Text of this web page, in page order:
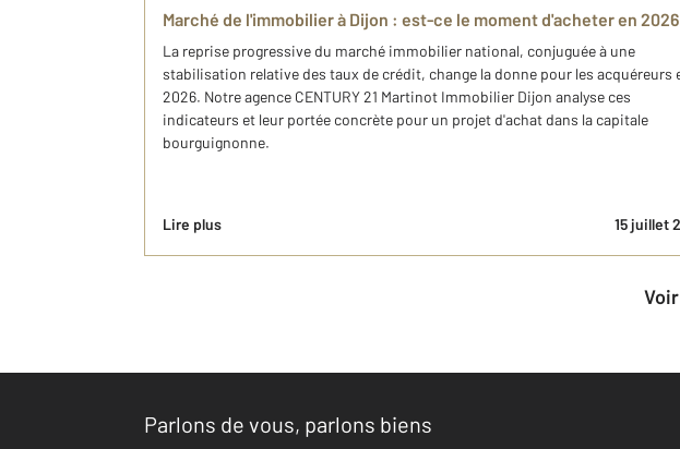
Marché de l'immobilier à Dijon : est-ce le moment d'acheter en
La reprise progressive du marché immobilier national, conjuguée à une
stabilisation relative des taux de crédit, change la donne pour les acquéreurs
2026. Notre agence CENTURY 21 Martinot Immobilier Dijon analyse ces
indicateurs et leur portée concrète pour un projet d'achat dans la capitale
bourguignonne.
Lire plus 15 juillet
Parlons de vous, parlons biens